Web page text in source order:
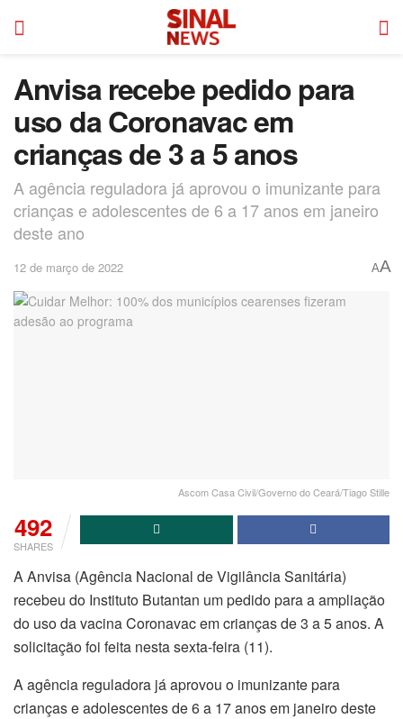
Anvisa recebe pedido para
uso da Coronavac em
crianças de 3 a 5 anos
A agência reguladora já aprovou o imunizante para
crianças e adolescentes de 6 a 17 anos em janeiro
deste ano
12 de março de 2022 AA
Ascom Casa Civil/Governo do Ceará/Tiago Stille
492
SHARES
A Anvisa (Agência Nacional de Vigilância Sanitária)
recebeu do Instituto Butantan um pedido para a ampliação
do uso da vacina Coronavac em crianças de 3 a 5 anos. A
solicitação foi feita nesta sexta-feira (11).
A agência reguladora já aprovou o imunizante para
crianças e adolescentes de 6 a 17 anos em janeiro deste